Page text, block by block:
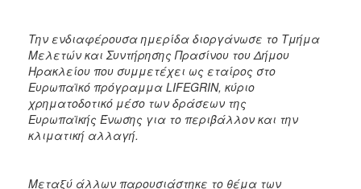
Την ενδιαφέρουσα ημερίδα διοργάνωσε το Τμήμα
Μελετών και Συντήρησης Πρασίνου του Δήμου
Ηρακλείου που συμμετέχει ως εταίρος στο
Ευρωπαϊκό πρόγραμμα LIFEGRIN, κύριο
χρηματοδοτικό μέσο των δράσεων της
Ευρωπαϊκής Ένωσης για το περιβάλλον και την
κλιματική αλλαγή.
Μεταξύ άλλων παρουσιάστηκε το θέμα των